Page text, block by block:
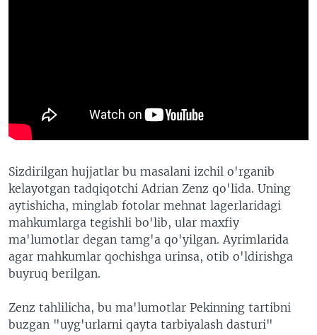
Sizdirilgan hujjatlar bu masalani izchil o'rganib
kelayotgan tadqiqotchi Adrian Zenz qo'lida. Uning
aytishicha, minglab fotolar mehnat lagerlaridagi
mahkumlarga tegishli bo'lib, ular maxfiy
ma'lumotlar degan tamg'a qo'yilgan. Ayrimlarida
agar mahkumlar qochishga urinsa, otib o'ldirishga
buyruq berilgan.
Zenz tahlilicha, bu ma'lumotlar Pekinning tartibni
buzgan "uyg'urlarni qayta tarbiyalash dasturi"